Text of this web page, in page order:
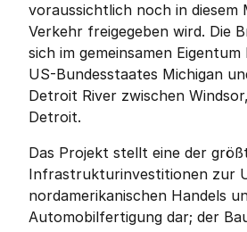
voraussichtlich noch in
Verkehr freigegeben wird. Die
sich im gemeinsamen Eigentum
US-Bundesstaates Michigan
Detroit River zwischen
Detroit.
Das Projekt stellt eine der
Infrastrukturinvestitionen zur
nordamerikanischen Handels
Automobilfertigung dar; der